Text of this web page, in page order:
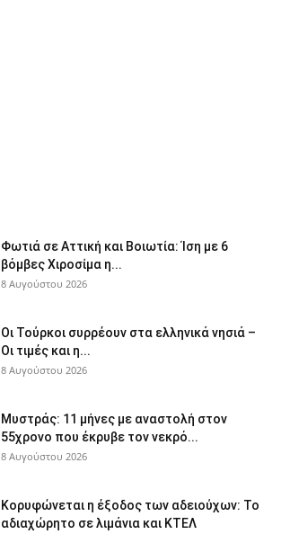
Φωτιά σε Αττική και Βοιωτία: Ίση με 6
βόμβες Χιροσίμα η...
8 Αυγούστου 2026
Οι Τούρκοι συρρέουν στα ελληνικά νησιά –
Οι τιμές και η...
8 Αυγούστου 2026
Μυστράς: 11 μήνες με αναστολή στον
55χρονο που έκρυβε τον νεκρό...
8 Αυγούστου 2026
Κορυφώνεται η έξοδος των αδειούχων: Το
αδιαχώρητο σε λιμάνια και ΚΤΕΛ